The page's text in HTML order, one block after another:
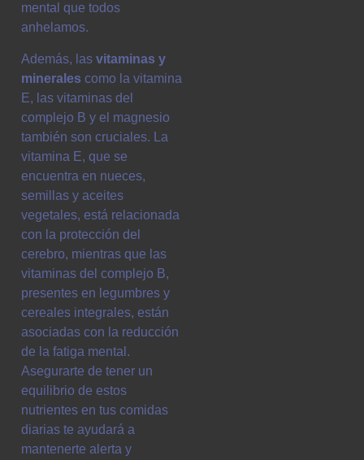
mental que todos
anhelamos.
Además, las vitaminas y
minerales como la vitamina
E, las vitaminas del
complejo B y el magnesio
también son cruciales. La
vitamina E, que se
encuentra en nueces,
semillas y aceites
vegetales, está relacionada
con la protección del
cerebro, mientras que las
vitaminas del complejo B,
presentes en legumbres y
cereales integrales, están
asociadas con la reducción
de la fatiga mental.
Asegurarte de tener un
equilibrio de estos
nutrientes en tus comidas
diarias te ayudará a
mantenerte alerta y